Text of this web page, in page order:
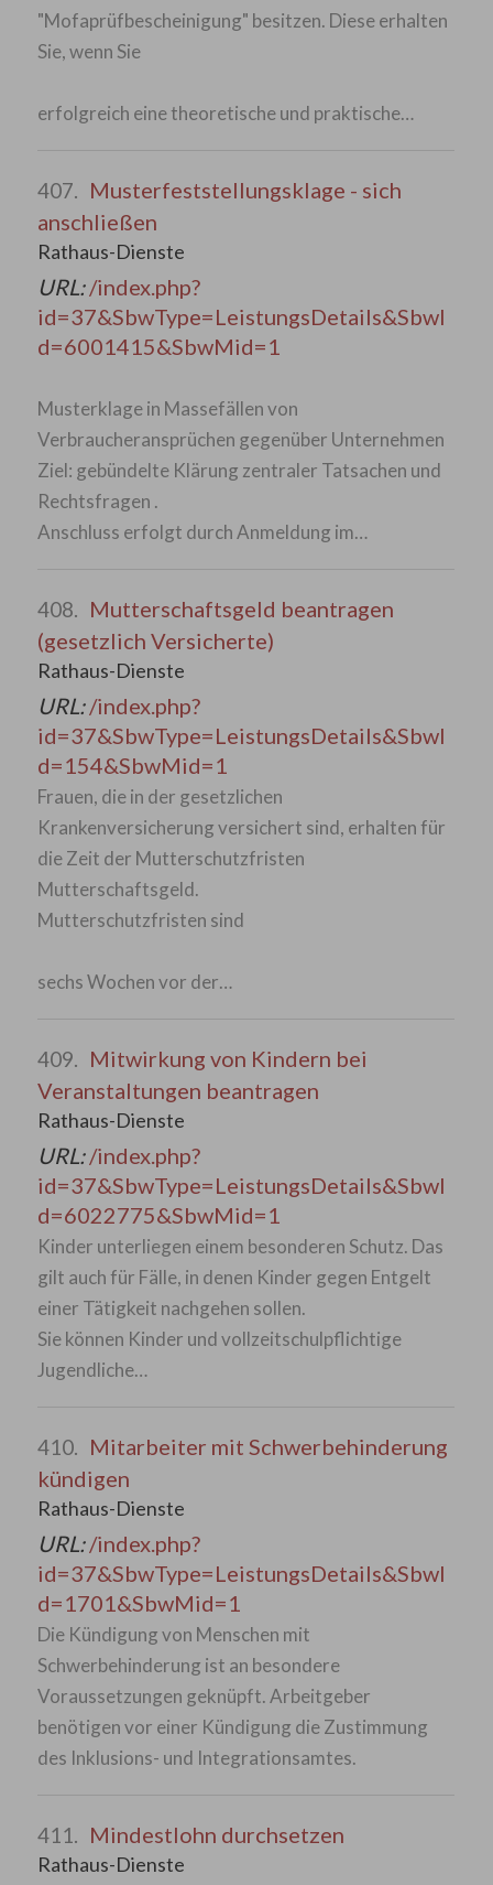
"Mofaprüfbescheinigung" besitzen. Diese erhalten
Sie, wenn Sie
erfolgreich eine theoretische und praktische…
407. Musterfeststellungsklage - sich
anschließen
Rathaus-Dienste
URL:/index.php?
id=37&SbwType=LeistungsDetails&SbwI
d=6001415&SbwMid=1
Musterklage in Massefällen von
Verbraucheransprüchen gegenüber Unternehmen
Ziel: gebündelte Klärung zentraler Tatsachen und
Rechtsfragen .
Anschluss erfolgt durch Anmeldung im…
408. Mutterschaftsgeld beantragen
(gesetzlich Versicherte)
Rathaus-Dienste
URL:/index.php?
id=37&SbwType=LeistungsDetails&SbwI
d=154&SbwMid=1
Frauen, die in der gesetzlichen
Krankenversicherung versichert sind, erhalten für
die Zeit der Mutterschutzfristen
Mutterschaftsgeld.
Mutterschutzfristen sind
sechs Wochen vor der…
409. Mitwirkung von Kindern bei
Veranstaltungen beantragen
Rathaus-Dienste
URL:/index.php?
id=37&SbwType=LeistungsDetails&SbwI
d=6022775&SbwMid=1
Kinder unterliegen einem besonderen Schutz. Das
gilt auch für Fälle, in denen Kinder gegen Entgelt
einer Tätigkeit nachgehen sollen.
Sie können Kinder und vollzeitschulpflichtige
Jugendliche…
410. Mitarbeiter mit Schwerbehinderung
kündigen
Rathaus-Dienste
URL:/index.php?
id=37&SbwType=LeistungsDetails&SbwI
d=1701&SbwMid=1
Die Kündigung von Menschen mit
Schwerbehinderung ist an besondere
Voraussetzungen geknüpft. Arbeitgeber
benötigen vor einer Kündigung die Zustimmung
des Inklusions- und Integrationsamtes.
411. Mindestlohn durchsetzen
Rathaus-Dienste